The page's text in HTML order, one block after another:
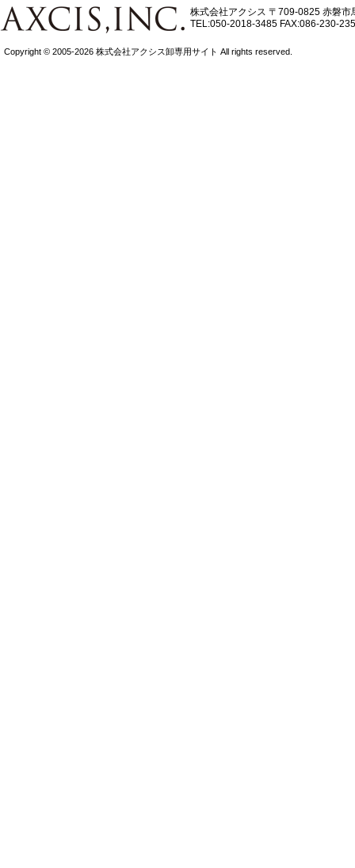
株式会社アクシス 〒709-0825 赤磐市
TEL:050-2018-3485 FAX:086-230-
Copyright © 2005-2026 株式会社アクシス卸専用サイト All rights reserved.